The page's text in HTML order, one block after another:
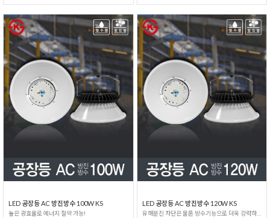
LED 공장등 AC 방진방수 100W KS
높은 광효율로 에너지 절약 가능!
LED 공장등 AC 방진방수 120W KS
유해분진 차단은 물론 방수기능으로 더욱 강력하게!